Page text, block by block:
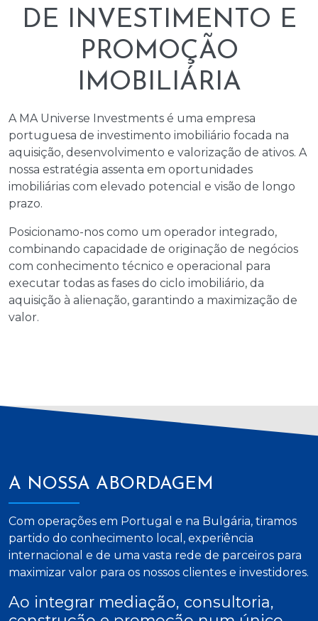
DE INVESTIMENTO E
PROMOÇÃO
IMOBILIÁRIA
A MA Universe Investments é uma empresa
portuguesa de investimento imobiliário focada na
aquisição, desenvolvimento e valorização de ativos. A
nossa estratégia assenta em oportunidades
imobiliárias com elevado potencial e visão de longo
prazo.
Posicionamo-nos como um operador integrado,
combinando capacidade de originação de negócios
com conhecimento técnico e operacional para
executar todas as fases do ciclo imobiliário, da
aquisição à alienação, garantindo a maximização de
valor.
A NOSSA ABORDAGEM
Com operações em Portugal e na Bulgária, tiramos
partido do conhecimento local, experiência
internacional e de uma vasta rede de parceiros para
maximizar valor para os nossos clientes e investidores.
Ao integrar mediação, consultoria,